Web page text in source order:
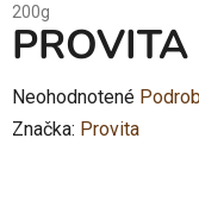
200g
Priemerné
hodnotenie
Neohodnotené
Značka: Provita